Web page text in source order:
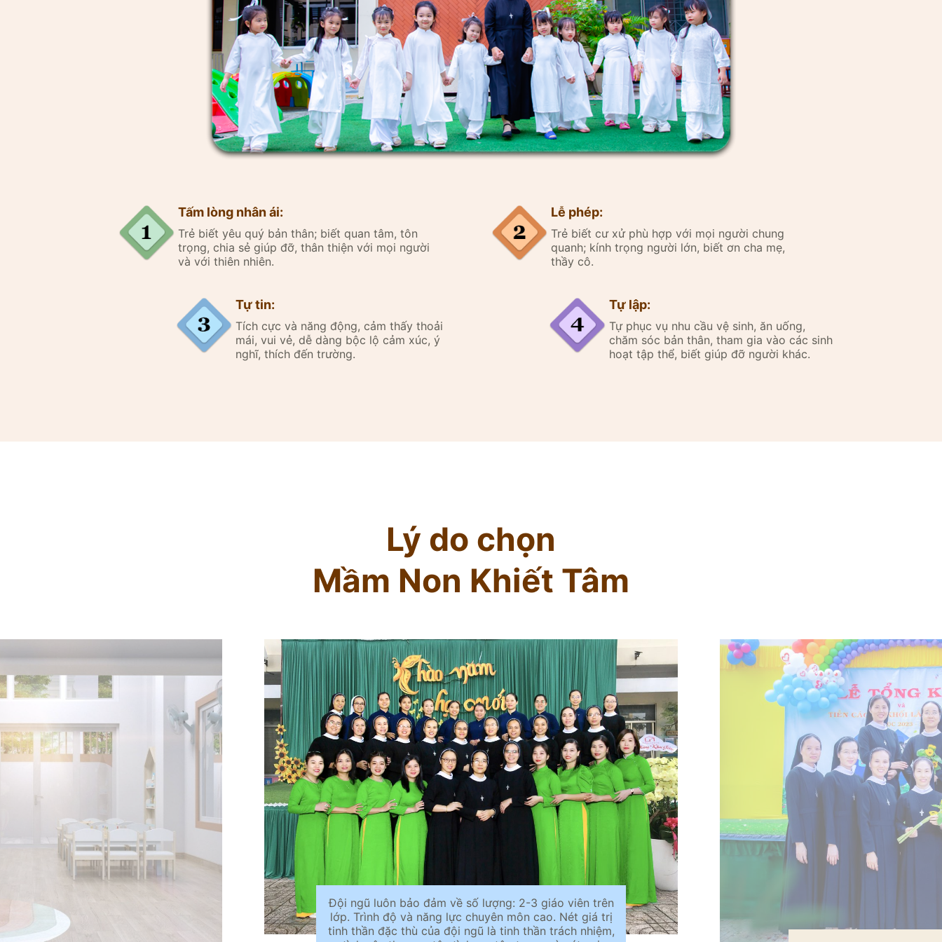
Tấm lòng nhân ái:
Trẻ biết yêu quý bản thân; biết quan tâm, tôn
trọng, chia sẻ giúp đỡ, thân thiện với mọi người
và với thiên nhiên.
Lễ phép:
Trẻ biết cư xử phù hợp với mọi người chung
quanh; kính trọng người lớn, biết ơn cha mẹ,
thầy cô.
Tự tin:
Tích cực và năng động, cảm thấy thoải
mái, vui vẻ, dễ dàng bộc lộ cảm xúc, ý
nghĩ, thích đến trường.
Tự lập:
Tự phục vụ nhu cầu vệ sinh, ăn uống,
chăm sóc bản thân, tham gia vào các sinh
hoạt tập thể, biết giúp đỡ người khác.
Lý do chọn
Mầm Non Khiết Tâm
Đội ngũ luôn bảo đảm về số lượng: 2-3 giáo viên trên
lớp. Trình độ và năng lực chuyên môn cao. Nét giá trị
tinh thần đặc thù của đội ngũ là tinh thần trách nhiệm,